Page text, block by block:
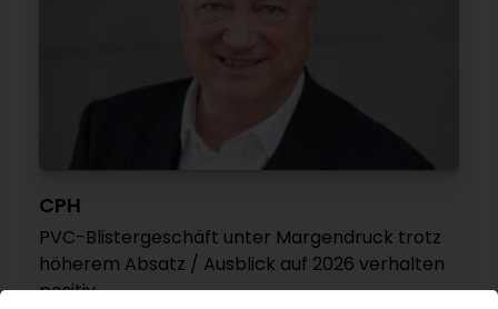
CPH
PVC-Blistergeschäft unter Margendruck trotz
höherem Absatz / Ausblick auf 2026 verhalten
positiv